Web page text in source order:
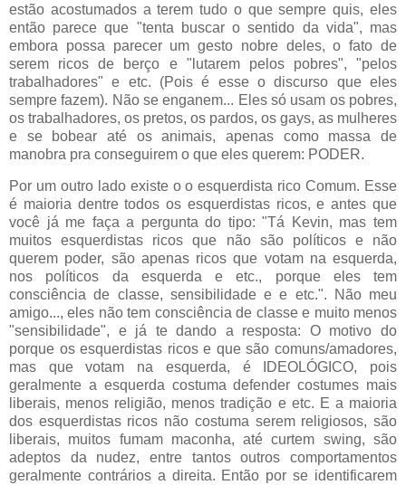
estão acostumados a terem tudo o que sempre quis, eles
então parece que "tenta buscar o sentido da vida", mas
embora possa parecer um gesto nobre deles, o fato de
serem ricos de berço e "lutarem pelos pobres", "pelos
trabalhadores" e etc. (Pois é esse o discurso que eles
sempre fazem). Não se enganem... Eles só usam os pobres,
os trabalhadores, os pretos, os pardos, os gays, as mulheres
e se bobear até os animais, apenas como massa de
manobra pra conseguirem o que eles querem: PODER.
Por um outro lado existe o o esquerdista rico Comum. Esse
é maioria dentre todos os esquerdistas ricos, e antes que
você já me faça a pergunta do tipo: "Tá Kevin, mas tem
muitos esquerdistas ricos que não são políticos e não
querem poder, são apenas ricos que votam na esquerda,
nos políticos da esquerda e etc., porque eles tem
consciência de classe, sensibilidade e e etc.". Não meu
amigo..., eles não tem consciência de classe e muito menos
"sensibilidade", e já te dando a resposta: O motivo do
porque os esquerdistas ricos e que são comuns/amadores,
mas que votam na esquerda, é IDEOLÓGICO, pois
geralmente a esquerda costuma defender costumes mais
liberais, menos religião, menos tradição e etc. E a maioria
dos esquerdistas ricos não costuma serem religiosos, são
liberais, muitos fumam maconha, até curtem swing, são
adeptos da nudez, entre tantos outros comportamentos
geralmente contrários a direita. Então por se identificarem